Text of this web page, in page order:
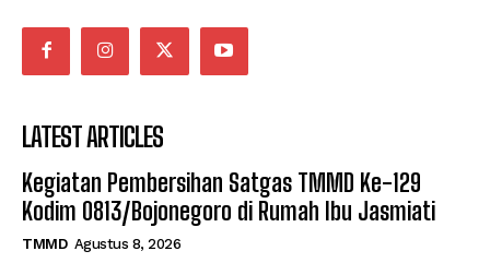
LATEST ARTICLES
Kegiatan Pembersihan Satgas TMMD Ke-129
Kodim 0813/Bojonegoro di Rumah Ibu Jasmiati
TMMD Agustus 8, 2026